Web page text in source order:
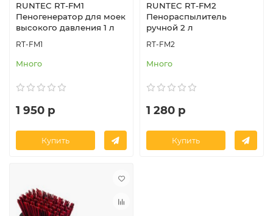
RUNTEC RT-FM1
Пеногенератор для моек
высокого давления 1 л
RT-FM1
Много
1 950 р
Купить
RUNTEC RT-FM2
Пенораспылитель
ручной 2 л
RT-FM2
Много
1 280 р
Купить